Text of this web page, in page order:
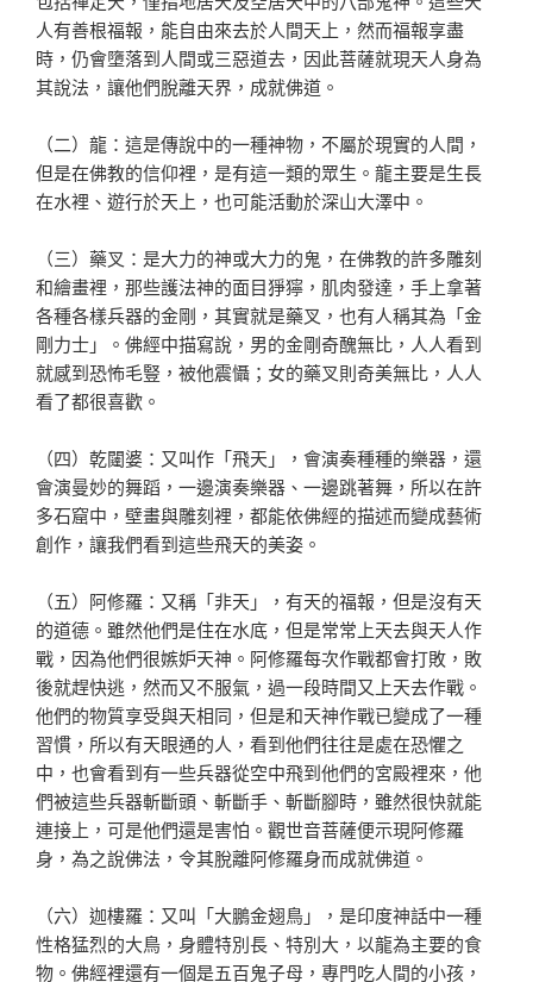
人有善根福報，能自由來去於人間天上，然而福報享盡
時，仍會墮落到人間或三惡道去，因此菩薩就現天人身為
其說法，讓他們脫離天界，成就佛道。
（二）龍：這是傳說中的一種神物，不屬於現實的人間，
但是在佛教的信仰裡，是有這一類的眾生。龍主要是生長
在水裡、遊行於天上，也可能活動於深山大澤中。
（三）藥叉：是大力的神或大力的鬼，在佛教的許多雕刻
和繪畫裡，那些護法神的面目猙獰，肌肉發達，手上拿著
各種各樣兵器的金剛，其實就是藥叉，也有人稱其為「金
剛力士」。佛經中描寫說，男的金剛奇醜無比，人人看到
就感到恐怖毛豎，被他震懾；女的藥叉則奇美無比，人人
看了都很喜歡。
（四）乾闥婆：又叫作「飛天」，會演奏種種的樂器，還
會演曼妙的舞蹈，一邊演奏樂器、一邊跳著舞，所以在許
多石窟中，壁畫與雕刻裡，都能依佛經的描述而變成藝術
創作，讓我們看到這些飛天的美姿。
（五）阿修羅：又稱「非天」，有天的福報，但是沒有天
的道德。雖然他們是住在水底，但是常常上天去與天人作
戰，因為他們很嫉妒天神。阿修羅每次作戰都會打敗，敗
後就趕快逃，然而又不服氣，過一段時間又上天去作戰。
他們的物質享受與天相同，但是和天神作戰已變成了一種
習慣，所以有天眼通的人，看到他們往往是處在恐懼之
中，也會看到有一些兵器從空中飛到他們的宮殿裡來，他
們被這些兵器斬斷頭、斬斷手、斬斷腳時，雖然很快就能
連接上，可是他們還是害怕。觀世音菩薩便示現阿修羅
身，為之說佛法，令其脫離阿修羅身而成就佛道。
（六）迦樓羅：又叫「大鵬金翅鳥」，是印度神話中一種
性格猛烈的大鳥，身體特別長、特別大，以龍為主要的食
物。佛經裡還有一個是五百鬼子母，專門吃人間的小孩，